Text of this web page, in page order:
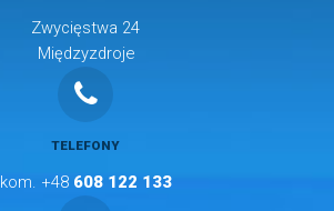
Zwycięstwa 24
Międzyzdroje
TELEFONY
kom. +48 608 122 133